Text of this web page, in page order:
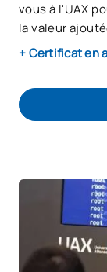
vous à l'UAX
la valeur
+ Certificat en